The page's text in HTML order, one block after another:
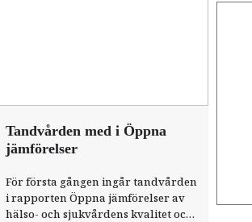
Tandvården med i Öppna
jämförelser
För första gången ingår tandvården
i rapporten Öppna jämförelser av
hälso- och sjukvårdens kvalitet och